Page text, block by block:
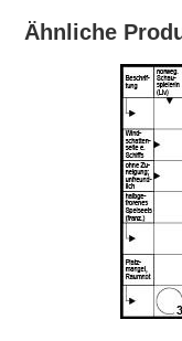
Ähnliche